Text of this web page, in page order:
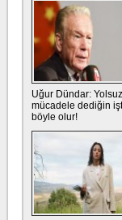
Uğur Dündar:
mücadele dediğin
böyle olur!